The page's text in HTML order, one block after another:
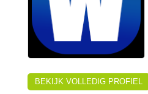
BEKIJK VOLLEDIG PROFIEL